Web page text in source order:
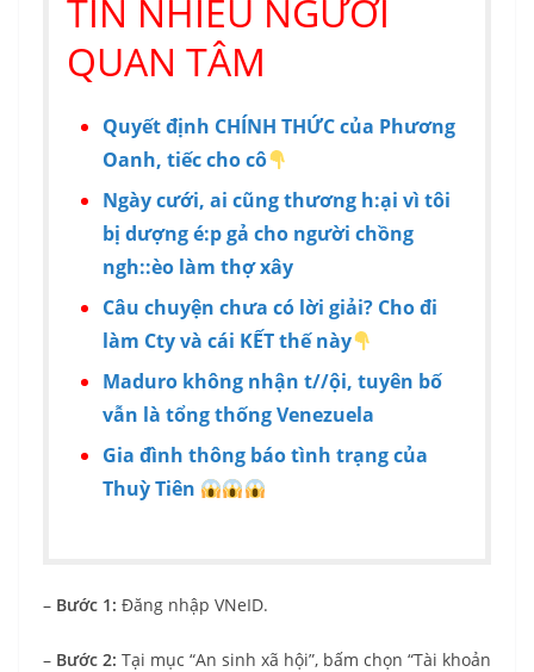
TIN NHIỀU NGƯỜI
QUAN TÂM
Quyết định CHÍNH THỨC của Phương
Oanh, tiếc cho cô
Ngày cưới, ai cũng thương h:ại vì tôi
bị dượng é:p gả cho người chồng
ngh::èo làm thợ xây
Câu chuyện chưa có lời giải? Cho đi
làm Cty và cái KẾT thế này
Maduro không nhận t//ội, tuyên bố
vẫn là tổng thống Venezuela
Gia đình thông báo tình trạng của
Thuỳ Tiên
– Bước 1: Đăng nhập VNeID.
– Bước 2: Tại mục “An sinh xã hội”, bấm chọn “Tài khoản